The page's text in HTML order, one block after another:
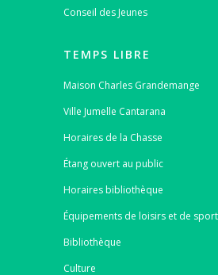
Conseil des Jeunes
TEMPS LIBRE
Maison Charles Grandemange
Ville Jumelle Cantarana
Horaires de la Chasse
Étang ouvert au public
Horaires bibliothèque
Équipements de loisirs et de sport
Bibliothèque
Culture